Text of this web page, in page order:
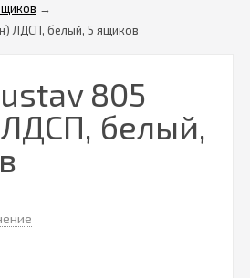
→
ЛДСП, белый, 5 ящиков
805
белый,